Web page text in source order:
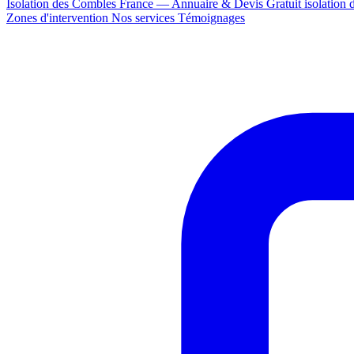
Isolation des Combles France — Annuaire & Devis Gratuit isolation
Zones d'intervention Nos services Témoignages